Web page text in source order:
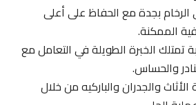
بجدة مع الحفاظ على أعلى
الممكنة.
الخبرة الطويلة في التعامل مع
والحساس.
والجدران والباركيه من خلال